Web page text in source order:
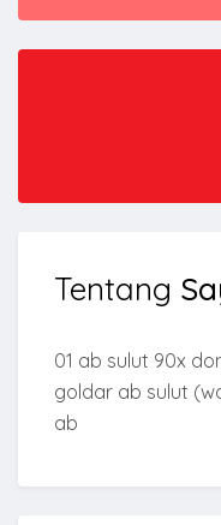
Tentang
01 ab sulut 90x
goldar ab sulut
ab